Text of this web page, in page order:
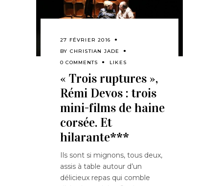
27 FÉVRIER 2016
BY CHRISTIAN JADE
0 COMMENTS
LIKES
« Trois ruptures »,
Rémi Devos : trois
mini-films de haine
corsée. Et
hilarante***
Ils sont si mignons, tous deux,
assis à table autour d’un
délicieux repas qui comble